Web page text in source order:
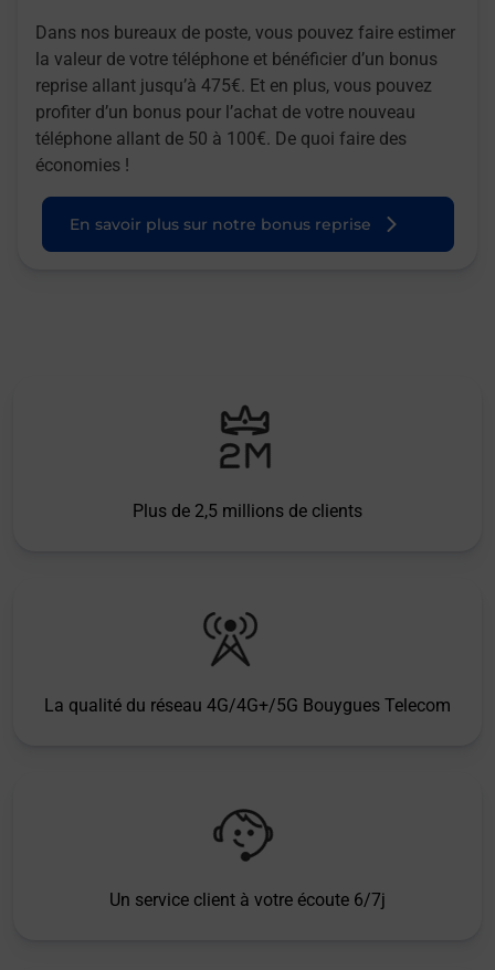
Dans nos bureaux de poste, vous pouvez faire estimer
la valeur de votre téléphone et bénéficier d’un bonus
reprise allant jusqu’à 475€. Et en plus, vous pouvez
profiter d’un bonus pour l’achat de votre nouveau
téléphone allant de 50 à 100€. De quoi faire des
économies !
En savoir plus sur notre bonus reprise
Plus de 2,5 millions de clients
La qualité du réseau 4G/4G+/5G Bouygues Telecom
Un service client à votre écoute 6/7j